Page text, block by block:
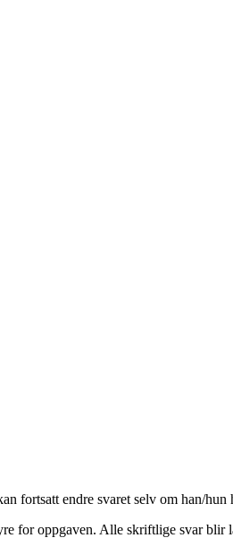
fortsatt endre svaret selv om han/
for oppgaven. Alle skriftlige svar blir